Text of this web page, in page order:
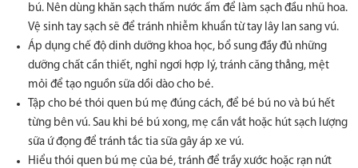
bú. Nên dùng khăn sạch thấm nước ấm để làm sạch đầu nhũ hoa.
Vệ sinh tay sạch sẽ để tránh nhiễm khuẩn từ tay lây lan sang vú.
Áp dụng chế độ dinh dưỡng khoa học, bổ sung đầy đủ những
dưỡng chất cần thiết, nghỉ ngơi hợp lý, tránh căng thẳng, mệt
mỏi để tạo nguồn sữa dồi dào cho bé.
Tập cho bé thói quen bú mẹ đúng cách, để bé bú no và bú hết
từng bên vú. Sau khi bé bú xong, mẹ cần vắt hoặc hút sạch lượng
sữa ứ đọng để tránh tắc tia sữa gây áp xe vú.
Hiểu thói quen bú mẹ của bé, tránh để trầy xước hoặc rạn nứt